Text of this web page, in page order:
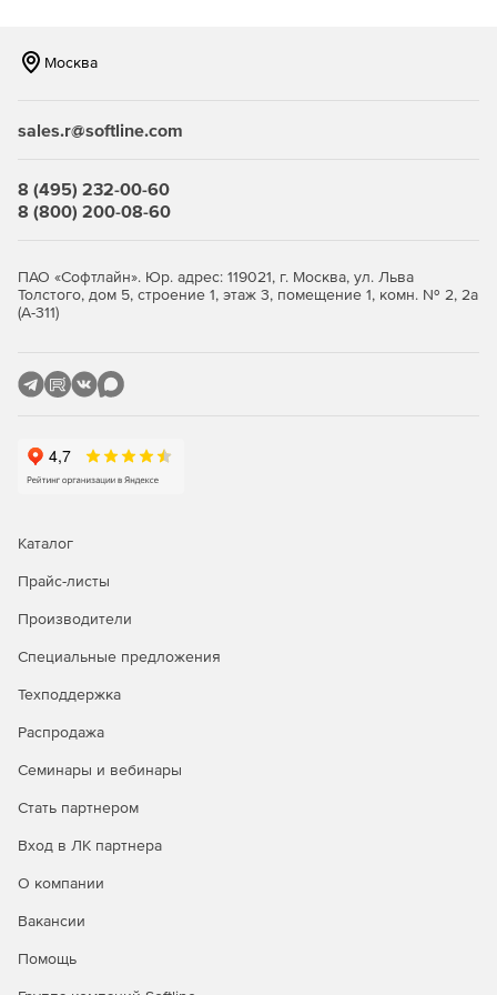
электронных компонентов, печатных плат и
анализа FloMaster и Amesim.
на рабочей станции и на одном узле вычислительного
Москва
sales.r@softline.com
8 (495) 232-00-60
8 (800) 200-08-60
ПАО «Софтлайн». Юр. адрес: 119021, г. Москва, ул. Льва
Толстого, дом 5, строение 1, этаж 3, помещение 1, комн. № 2, 2а
(А-311)
Каталог
Прайс-листы
Производители
Специальные предложения
Техподдержка
Распродажа
Семинары и вебинары
Стать партнером
Вход в ЛК партнера
О компании
Вакансии
Помощь